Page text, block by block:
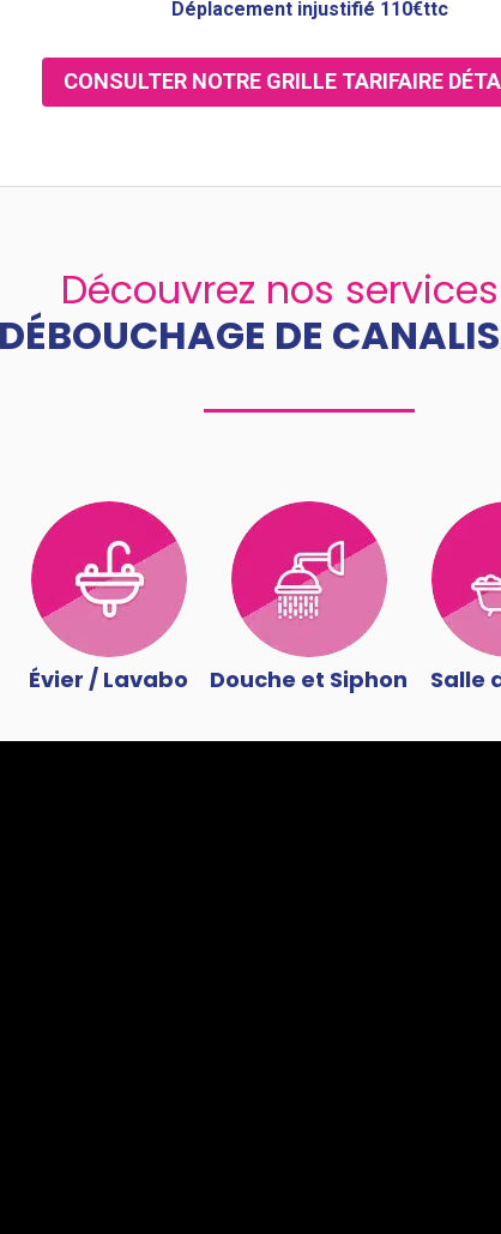
Déplacement injustifié 110€ttc
CONSULTER NOTRE GRILLE TARIFAIRE
Découvrez nos
DÉBOUCHAGE DE
Évier / Lavabo Douche et Siphon Salle